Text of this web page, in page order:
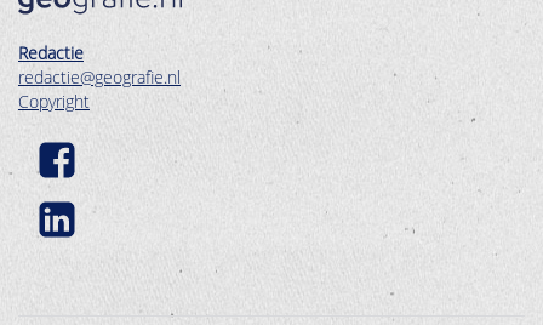
Redactie
redactie@geografie.nl
Copyright